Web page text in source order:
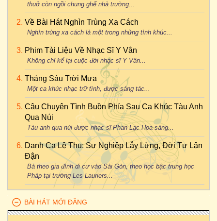
thuở còn ngồi chung ghế nhà trường...
Về Bài Hát Nghìn Trùng Xa Cách
Nghìn trùng xa cách là một trong những tình khúc...
Phim Tài Liệu Về Nhạc Sĩ Y Vân
Không chỉ kể lại cuộc đời nhạc sĩ Y Vân...
Tháng Sáu Trời Mưa
Một ca khúc nhạc trữ tình, được sáng tác...
Câu Chuyện Tình Buồn Phía Sau Ca Khúc Tàu Anh
Qua Núi
Tàu anh qua núi được nhạc sĩ Phan Lạc Hoa sáng...
Danh Ca Lệ Thu: Sự Nghiệp Lẫy Lừng, Đời Tư Lận
Đận
Bà theo gia đình di cư vào Sài Gòn, theo học bậc trung học
Pháp tại trường Les Lauriers...
BÀI HÁT MỚI ĐĂNG